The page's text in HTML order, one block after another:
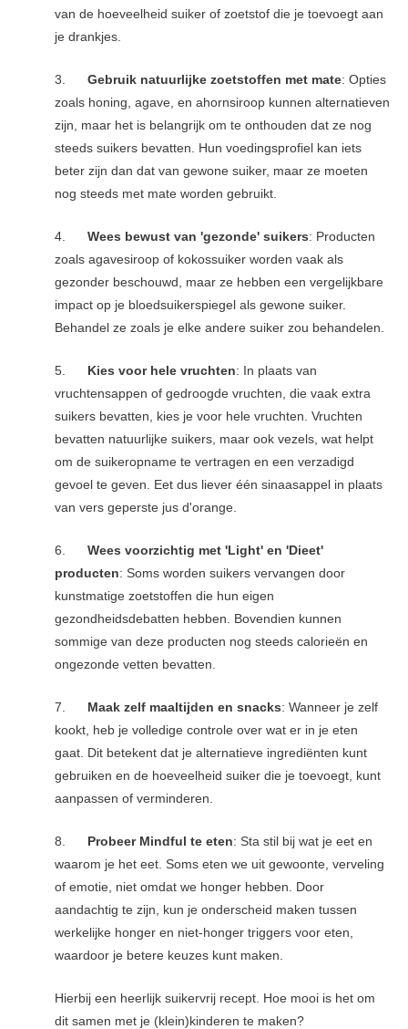
van de hoeveelheid suiker of zoetstof die je toevoegt aan
je drankjes.
3.Gebruik natuurlijke zoetstoffen met mate: Opties
zoals honing, agave, en ahornsiroop kunnen alternatieven
zijn, maar het is belangrijk om te onthouden dat ze nog
steeds suikers bevatten. Hun voedingsprofiel kan iets
beter zijn dan dat van gewone suiker, maar ze moeten
nog steeds met mate worden gebruikt.
4.Wees bewust van 'gezonde' suikers: Producten
zoals agavesiroop of kokossuiker worden vaak als
gezonder beschouwd, maar ze hebben een vergelijkbare
impact op je bloedsuikerspiegel als gewone suiker.
Behandel ze zoals je elke andere suiker zou behandelen.
5. Kies voor hele vruchten: In plaats van
vruchtensappen of gedroogde vruchten, die vaak extra
suikers bevatten, kies je voor hele vruchten. Vruchten
bevatten natuurlijke suikers, maar ook vezels, wat helpt
om de suikeropname te vertragen en een verzadigd
gevoel te geven. Eet dus liever één sinaasappel in plaats
van vers geperste jus d'orange.
6.Wees voorzichtig met 'Light' en 'Dieet'
producten: Soms worden suikers vervangen door
kunstmatige zoetstoffen die hun eigen
gezondheidsdebatten hebben. Bovendien kunnen
sommige van deze producten nog steeds calorieën en
ongezonde vetten bevatten.
7. Maak zelf maaltijden en snacks: Wanneer je zelf
kookt, heb je volledige controle over wat er in je eten
gaat. Dit betekent dat je alternatieve ingrediënten kunt
gebruiken en de hoeveelheid suiker die je toevoegt, kunt
aanpassen of verminderen.
8. Probeer Mindful te eten: Sta stil bij wat je eet en
waarom je het eet. Soms eten we uit gewoonte, verveling
of emotie, niet omdat we honger hebben. Door
aandachtig te zijn, kun je onderscheid maken tussen
werkelijke honger en niet-honger triggers voor eten,
waardoor je betere keuzes kunt maken.
Hierbij een heerlijk suikervrij recept. Hoe mooi is het om
dit samen met je (klein)kinderen te maken?